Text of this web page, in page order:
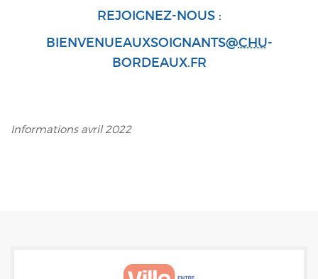
REJOIGNEZ-NOUS :
BIENVENUEAUXSOIGNANTS@CHU-
BORDEAUX.FR
Informations avril 2022